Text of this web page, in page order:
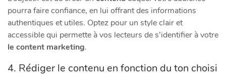
pourra faire confiance, en lui offrant des informations
authentiques et utiles. Optez pour un style clair et
accessible qui permette à vos lecteurs de s’identifier à votre
le content marketing.
4. Rédiger le contenu en fonction du ton choisi